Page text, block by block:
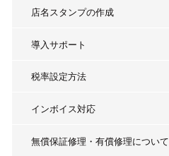
店名スタンプの作成
導入サポート
税率設定方法
インボイス対応
無償保証修理・有償修理について